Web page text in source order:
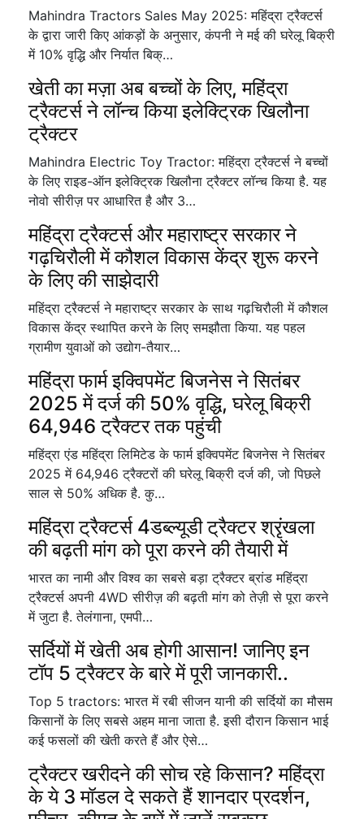
Mahindra Tractors Sales May 2025: महिंद्रा ट्रैक्टर्स
के द्वारा जारी किए आंकड़ों के अनुसार, कंपनी ने मई की घरेलू बिक्री
में 10% वृद्धि और निर्यात बिक्…
खेती का मज़ा अब बच्चों के लिए, महिंद्रा
ट्रैक्टर्स ने लॉन्च किया इलेक्ट्रिक खिलौना
ट्रैक्टर
Mahindra Electric Toy Tractor: महिंद्रा ट्रैक्टर्स ने बच्चों
के लिए राइड-ऑन इलेक्ट्रिक खिलौना ट्रैक्टर लॉन्च किया है. यह
नोवो सीरीज़ पर आधारित है और 3…
महिंद्रा ट्रैक्टर्स और महाराष्ट्र सरकार ने
गढ़चिरौली में कौशल विकास केंद्र शुरू करने
के लिए की साझेदारी
महिंद्रा ट्रैक्टर्स ने महाराष्ट्र सरकार के साथ गढ़चिरौली में कौशल
विकास केंद्र स्थापित करने के लिए समझौता किया. यह पहल
ग्रामीण युवाओं को उद्योग-तैयार…
महिंद्रा फार्म इक्विपमेंट बिजनेस ने सितंबर
2025 में दर्ज की 50% वृद्धि, घरेलू बिक्री
64,946 ट्रैक्टर तक पहुंची
महिंद्रा एंड महिंद्रा लिमिटेड के फार्म इक्विपमेंट बिजनेस ने सितंबर
2025 में 64,946 ट्रैक्टरों की घरेलू बिक्री दर्ज की, जो पिछले
साल से 50% अधिक है. कु…
महिंद्रा ट्रैक्टर्स 4डब्ल्यूडी ट्रैक्टर श्रृंखला
की बढ़ती मांग को पूरा करने की तैयारी में
भारत का नामी और विश्व का सबसे बड़ा ट्रैक्टर ब्रांड महिंद्रा
ट्रैक्टर्स अपनी 4WD सीरीज़ की बढ़ती मांग को तेज़ी से पूरा करने
में जुटा है. तेलंगाना, एमपी…
सर्दियों में खेती अब होगी आसान! जानिए इन
टॉप 5 ट्रैक्टर के बारे में पूरी जानकारी..
Top 5 tractors: भारत में रबी सीजन यानी की सर्दियों का मौसम
किसानों के लिए सबसे अहम माना जाता है. इसी दौरान किसान भाई
कई फसलों की खेती करते हैं और ऐसे…
ट्रैक्टर खरीदने की सोच रहे किसान? महिंद्रा
के ये 3 मॉडल दे सकते हैं शानदार प्रदर्शन,